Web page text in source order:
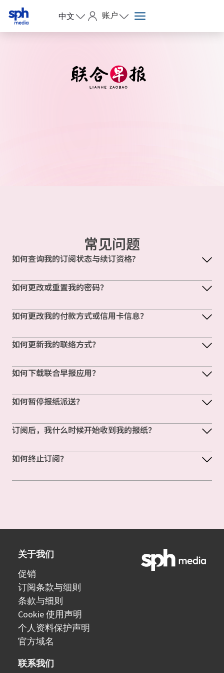
中文 账户
常见问题
如何查询我的订阅状态与续订资格?
如何更改或重置我的密码？
如何更改我的付款方式或信用卡信息？
如何更新我的联络方式？
如何下载联合早报应用？
如何暂停报纸派送？
订阅后，我什么时候开始收到我的报纸？
如何终止订阅？
关于我们
促销
订阅条款与细则
条款与细则
Cookie 使用声明
个人资料保护声明
官方域名
联系我们